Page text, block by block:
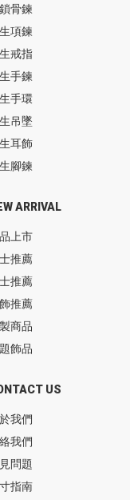
骨鍊
項鍊
戒指
手鍊
手環
吊墜
耳飾
腳鍊
ARRIVAL
上市
推薦
推薦
推薦
商品
飾品
US
我們
我們
問題
指南